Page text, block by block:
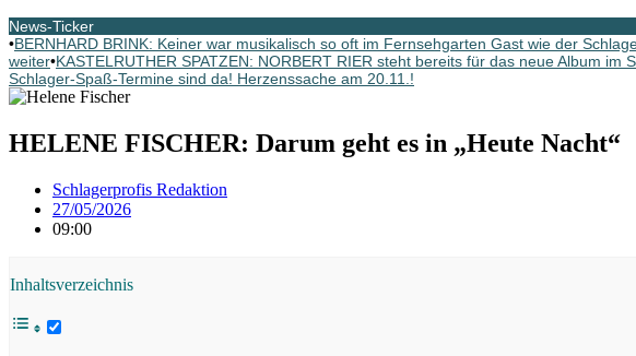
News-Ticker
•BERNHARD BRINK: Keiner war musikalisch so oft im Fernsehgarten Gast wie der
weiter•KASTELRUTHER SPATZEN: NORBERT RIER steht bereits für das neue Album im
Schlager-Spaß-Termine sind da! Herzenssache am 20.11.!
HELENE FISCHER: Darum geht es in „Heute Nacht“
Schlagerprofis Redaktion
27/05/2026
09:00
Inhaltsverzeichnis